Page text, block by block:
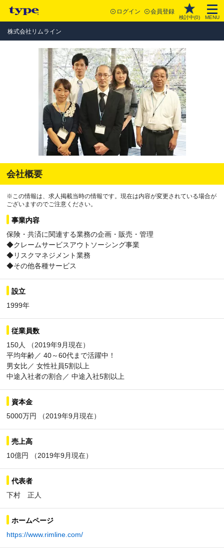
ログイン 会員登録
検討中(0) MENU
株式会社リムライン
会社概要
※この情報は、求人掲載当時の情報です。現在は内容が変更されている場合が
ございますのでご注意ください。
事業内容
保険・共済に関連する業務の企画・販売・管理
◆クレームサービスアウトソーシング事業
◆リスクマネジメント業務
◆その他各種サービス
設立
1999年
従業員数
150人 （2019年9月現在）
平均年齢／ 40～60代まで活躍中！
男女比／ 女性社員5割以上
中途入社者の割合／ 中途入社5割以上
資本金
5000万円 （2019年9月現在）
売上高
10億円 （2019年9月現在）
代表者
下村 正人
ホームページ
https://www.rimline.com/